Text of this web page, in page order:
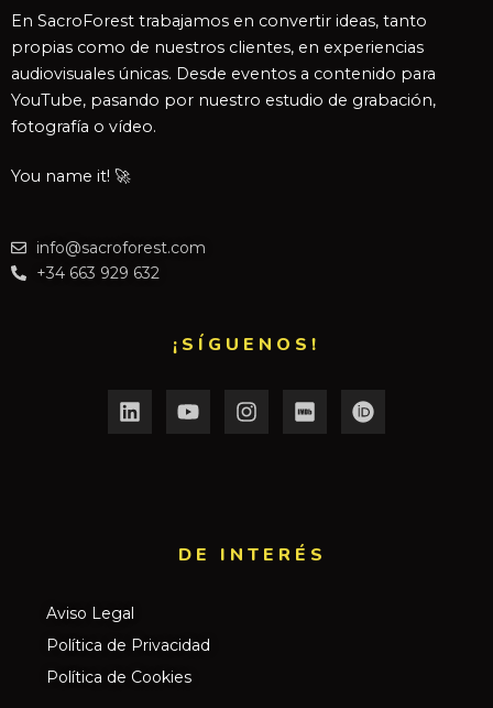
En SacroForest trabajamos en convertir ideas, tanto
propias como de nuestros clientes, en experiencias
audiovisuales únicas. Desde eventos a contenido para
YouTube, pasando por nuestro estudio de grabación,
fotografía o vídeo.
You name it! 🚀
info@sacroforest.com
+34 663 929 632
¡SÍGUENOS!
DE INTERÉS​
Aviso Legal
Política de Privacidad
Política de Cookies